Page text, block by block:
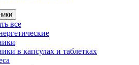
все
в капсулах и таблетках